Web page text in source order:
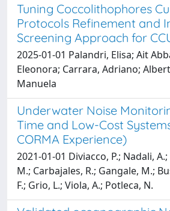
Tuning Coccolithophores
Protocols Refinement and
Screening Approach for
2025-01-01 Palandri, Elisa; Ait
Eleonora; Carrara, Adriano;
Manuela
Underwater Noise
Time and Low-Cost
CORMA Experience)
2021-01-01 Diviacco, P.; Nadali,
M.; Carbajales, R.; Gangale, M.;
F.; Grio, L.; Viola, A.; Potleca, N.